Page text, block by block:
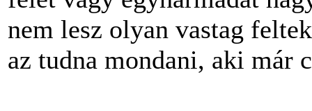
nem lesz olyan vastag
az tudna mondani, aki már